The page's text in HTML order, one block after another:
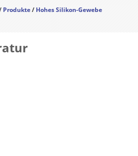
Produkte/Hohes Silikon-Gewebe